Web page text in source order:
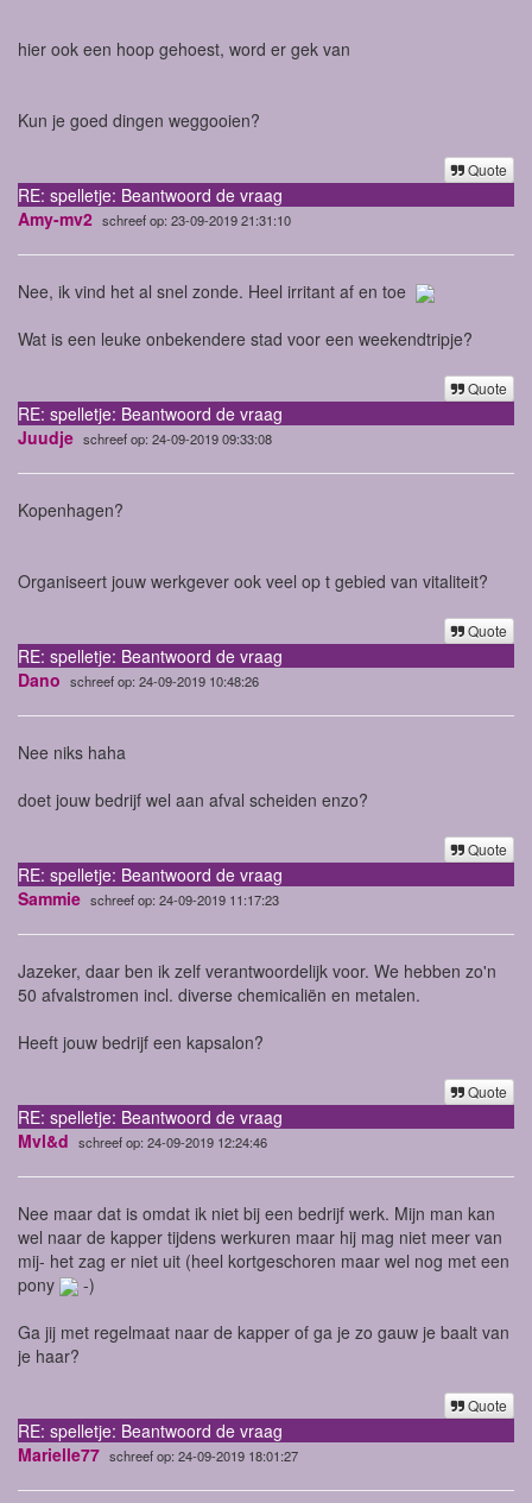
hier ook een hoop gehoest, word er gek van
Kun je goed dingen weggooien?
Quote
RE: spelletje: Beantwoord de vraag
Amy-mv2 schreef op: 23-09-2019 21:31:10
Nee, ik vind het al snel zonde. Heel irritant af en toe
Wat is een leuke onbekendere stad voor een weekendtripje?
Quote
RE: spelletje: Beantwoord de vraag
Juudje schreef op: 24-09-2019 09:33:08
Kopenhagen?
Organiseert jouw werkgever ook veel op t gebied van vitaliteit?
Quote
RE: spelletje: Beantwoord de vraag
Dano schreef op: 24-09-2019 10:48:26
Nee niks haha
doet jouw bedrijf wel aan afval scheiden enzo?
Quote
RE: spelletje: Beantwoord de vraag
Sammie schreef op: 24-09-2019 11:17:23
Jazeker, daar ben ik zelf verantwoordelijk voor. We hebben zo'n
50 afvalstromen incl. diverse chemicaliën en metalen.
Heeft jouw bedrijf een kapsalon?
Quote
RE: spelletje: Beantwoord de vraag
Mvl&d schreef op: 24-09-2019 12:24:46
Nee maar dat is omdat ik niet bij een bedrijf werk. Mijn man kan
wel naar de kapper tijdens werkuren maar hij mag niet meer van
mij- het zag er niet uit (heel kortgeschoren maar wel nog met een
pony
-)
Ga jij met regelmaat naar de kapper of ga je zo gauw je baalt van
je haar?
Quote
RE: spelletje: Beantwoord de vraag
Marielle77 schreef op: 24-09-2019 18:01:27